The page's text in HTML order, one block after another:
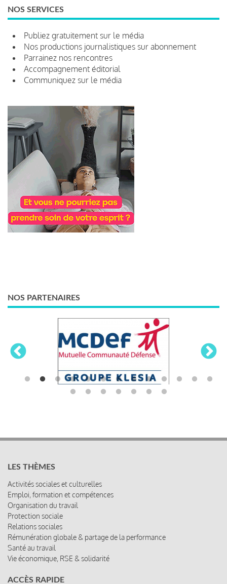
NOS SERVICES
Publiez gratuitement sur le média
Nos productions journalistiques sur abonnement
Parrainez nos rencontres
Accompagnement éditorial
Communiquez sur le média
NOS PARTENAIRES
LES THÈMES
Activités sociales et culturelles
Emploi, formation et compétences
Organisation du travail
Protection sociale
Relations sociales
Rémunération globale & partage de la performance
Santé au travail
Vie économique, RSE & solidarité
ACCÈS RAPIDE